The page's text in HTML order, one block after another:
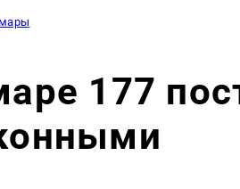
177